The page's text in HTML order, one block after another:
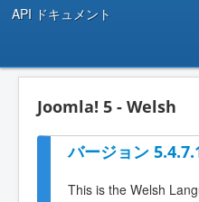
API ドキュメント
Joomla! 5 - Welsh
バージョン
This is the Welsh